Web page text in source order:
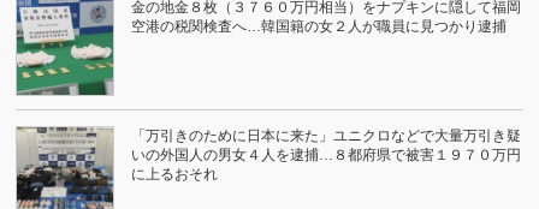
金の地金８枚（３７６０万円相当）をナプキンに隠して福岡
空港の税関検査へ…韓国籍の女２人が職員に見つかり逮捕
「万引きのために日本に来た」ユニクロなどで大量万引き疑
いの外国人の男女４人を逮捕…８都府県で被害１９７０万円
に上るおそれ